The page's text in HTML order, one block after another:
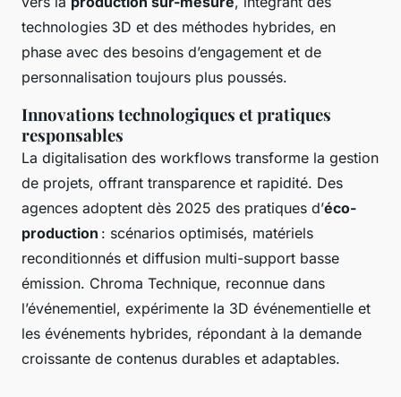
technologies 3D et des méthodes hybrides, en
phase avec des besoins d’engagement et de
personnalisation toujours plus poussés.
Innovations technologiques et pratiques
responsables
La digitalisation des workflows transforme la gestion
de projets, offrant transparence et rapidité. Des
agences adoptent dès 2025 des pratiques d’éco-
production : scénarios optimisés, matériels
reconditionnés et diffusion multi-support basse
émission. Chroma Technique, reconnue dans
l’événementiel, expérimente la 3D événementielle et
les événements hybrides, répondant à la demande
croissante de contenus durables et adaptables.